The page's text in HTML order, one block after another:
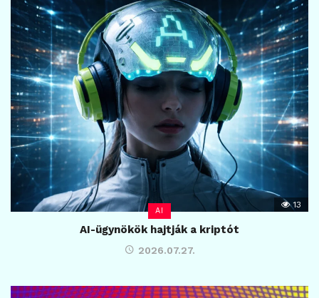
AI
13
AI-ügynökök hajtják a kriptót
2026.07.27.